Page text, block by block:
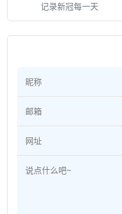
记录新冠每一天